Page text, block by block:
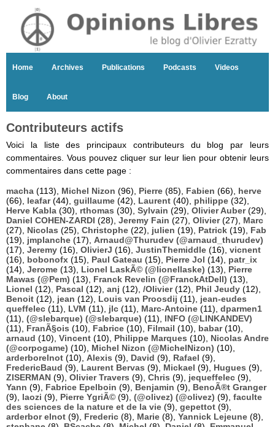
Home Archives Publications Podcasts Videos
Blog About
Contributeurs actifs
Voici la liste des principaux contributeurs du blog par leurs
commentaires. Vous pouvez cliquer sur leur lien pour obtenir leurs
commentaires dans cette page :
macha (113), Michel Nizon (96), Pierre (85), Fabien (66), herve
(66), leafar(44), guillaume (42), Laurent (40), philippe (32),
Herve Kabla (30), rthomas (30), Sylvain (29), Olivier Auber(29),
Daniel COHEN-ZARDI (28), Jeremy Fain (27), Olivier(27), Marc
(27), Nicolas (25), Christophe (22), julien (19), Patrick (19), Fab
(19), jmplanche (17), Arnaud@Thurudev (@arnaud_thurudev)
(17), Jeremy (16), OlivierJ (16), JustinThemiddle (16), vicnent
(16), bobonofx (15), Paul Gateau (15), Pierre Jol (14), patr_ix
(14), Jerome (13), Lionel LaskÃ© (@lionellaske) (13), Pierre
Mawas (@Pem) (13), Franck Revelin (@FranckAtDell) (13),
Lionel (12), Pascal (12), anj (12), /Olivier(12), Phil Jeudy (12),
Benoit (12), jean (12), Louis van Proosdij (11), jean-eudes
queffelec (11), LVM (11), jlc (11), Marc-Antoine (11), dparmen1
(11), (@slebarque) (@slebarque) (11), INFO (@LINKANDEV)
(11), FranÃ§ois (10), Fabrice (10), Filmail (10), babar(10),
arnaud (10), Vincent (10), Philippe Marques (10), Nicolas Andre
(@corpogame) (10), Michel Nizon (@MichelNizon) (10),
arderborelnot (10), Alexis (9), David (9), Rafael (9),
FredericBaud (9), Laurent Bervas (9), Mickael (9), Hugues (9),
ZISERMAN (9), Olivier Travers (9), Chris (9), jequeffelec (9),
Yann (9), Fabrice Epelboin (9), Benjamin (9), BenoÃ®t Granger
(9), laozi (9), Pierre YgriÃ© (9), (@olivez) (@olivez) (9), faculte
des sciences de la nature et de la vie (9), gepettot (9),
arderbor elnot (9), Frederic (8), Marie (8), Yannick Lejeune (8),